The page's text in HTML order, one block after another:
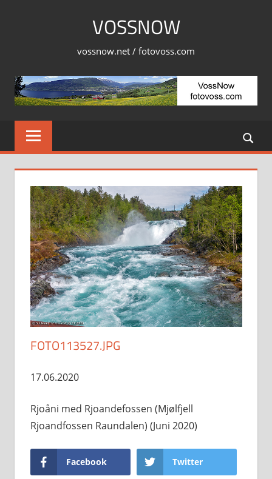
VOSSNOW
vossnow.net / fotovoss.com
FOTO113527.JPG
17.06.2020
Rjoåni med Rjoandefossen (Mjølfjell
Rjoandfossen Raundalen) (Juni 2020)
Facebook Twitter